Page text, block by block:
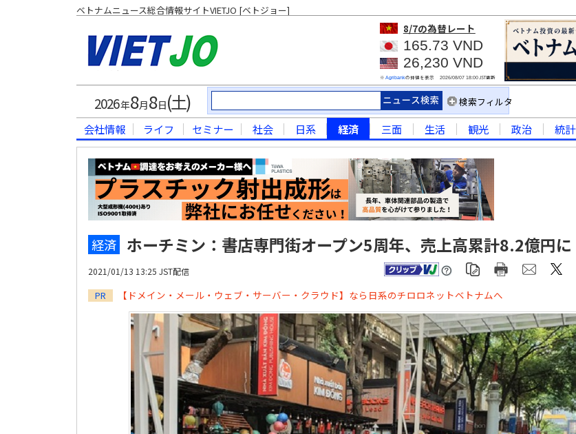
ベトナムニュース総合情報サイトVIETJO [ベトジョー]
8/7の為替レート
165.73 VND
26,230 VND
※ Agribankの仲値を表示 2026/08/07 18:00JST更新
2026年8月8日(土) 検索フィルタ
会社情報 ライフ セミナー 社会 日系 経済 三面 生活 観光 政治 統計
経済 ホーチミン：書店専門街オープン5周年、売上高累計8.2億円に
2021/01/13 13:25 JST配信
PR 【ドメイン・メール・ウェブ・サーバー・クラウド】なら日系のチロロネットベトナムへ